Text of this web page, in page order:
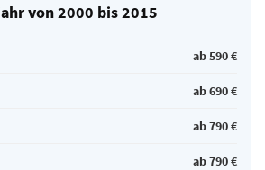
von 2000 bis 2015
ab 590 €
ab 690 €
ab 790 €
ab 790 €